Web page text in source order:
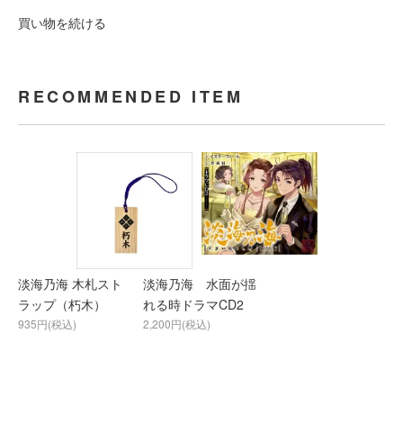
買い物を続ける
RECOMMENDED ITEM
淡海乃海 木札スト
ラップ（朽木）
935円(税込)
淡海乃海 水面が揺
れる時ドラマCD2
2,200円(税込)